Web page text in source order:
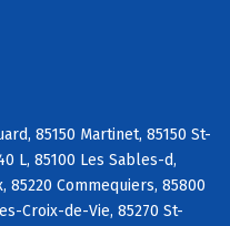
85150 Martinet, 85150 St-
L, 85100 Les Sables-d,
85220 Commequiers, 85800
Croix-de-Vie, 85270 St-